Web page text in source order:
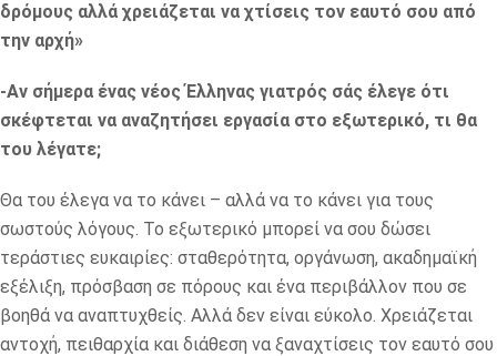
δρόμους αλλά χρειάζεται να χτίσεις τον εαυτό σου από
την αρχή»
-Αν σήμερα ένας νέος Έλληνας γιατρός σάς έλεγε ότι
σκέφτεται να αναζητήσει εργασία στο εξωτερικό, τι θα
του λέγατε;
Θα του έλεγα να το κάνει – αλλά να το κάνει για τους
σωστούς λόγους. Το εξωτερικό μπορεί να σου δώσει
τεράστιες ευκαιρίες: σταθερότητα, οργάνωση, ακαδημαϊκή
εξέλιξη, πρόσβαση σε πόρους και ένα περιβάλλον που σε
βοηθά να αναπτυχθείς. Αλλά δεν είναι εύκολο. Χρειάζεται
αντοχή, πειθαρχία και διάθεση να ξαναχτίσεις τον εαυτό σου